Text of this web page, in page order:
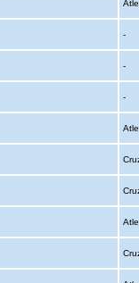
-
-
-